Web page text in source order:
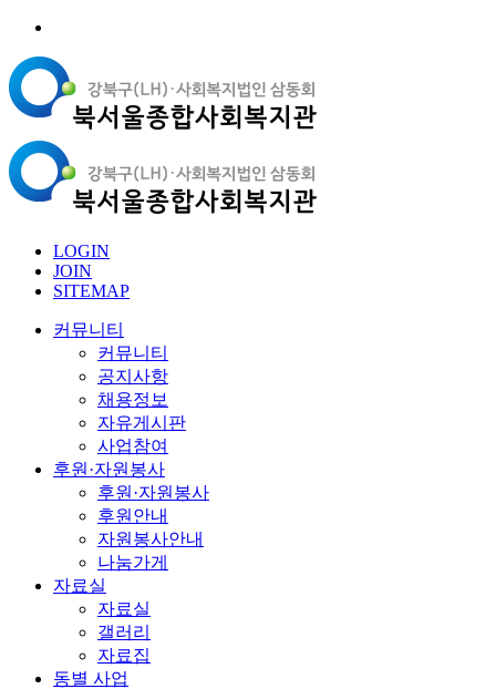
LOGIN
JOIN
SITEMAP
커뮤니티
커뮤니티
공지사항
채용정보
자유게시판
사업참여
후원·자원봉사
후원·자원봉사
후원안내
자원봉사안내
나눔가게
자료실
자료실
갤러리
자료집
동별 사업